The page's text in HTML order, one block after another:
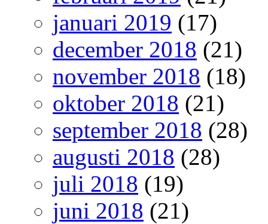
januari 2019 (17)
december 2018 (21)
november 2018 (18)
oktober 2018 (21)
september 2018 (28)
augusti 2018 (28)
juli 2018 (19)
juni 2018 (21)